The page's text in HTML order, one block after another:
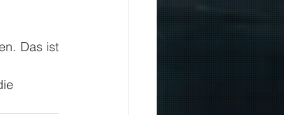
Das ist